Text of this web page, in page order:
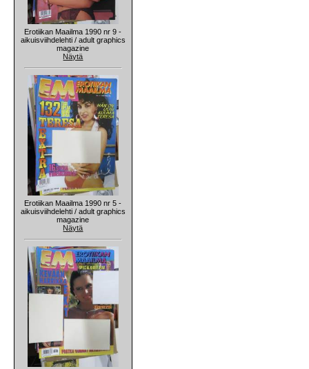
Erotiikan Maailma 1990 nr 9 -
aikuisviihdelehti / adult graphics
magazine
Näytä
Erotiikan Maailma 1990 nr 5 -
aikuisviihdelehti / adult graphics
magazine
Näytä